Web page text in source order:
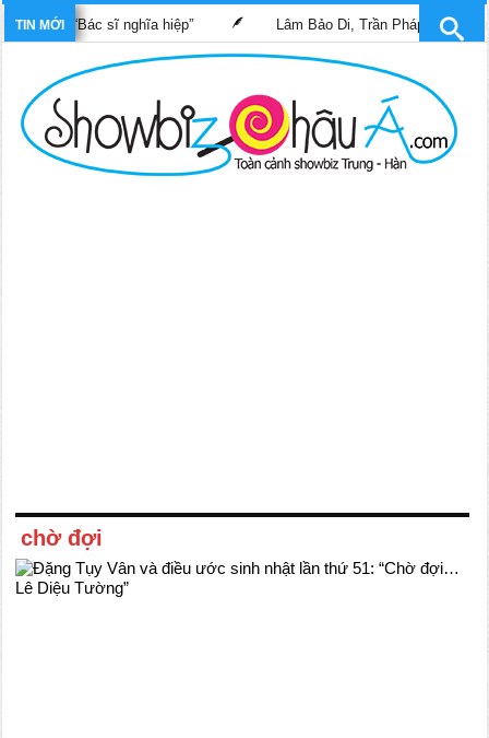
TIN MỚI
“Bác sĩ nghĩa hiệp” Lâm Bảo Di, Trần Pháp Dung tái
chờ đợi